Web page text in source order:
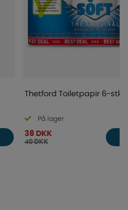
Thetford Toiletpapir 6-stk
På lager
38 DKK
40 DKK